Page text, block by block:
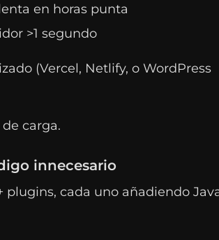
en horas punta
>1 segundo
(Vercel, Netlify, o WordPress
carga.
innecesario
plugins, cada uno añadiendo